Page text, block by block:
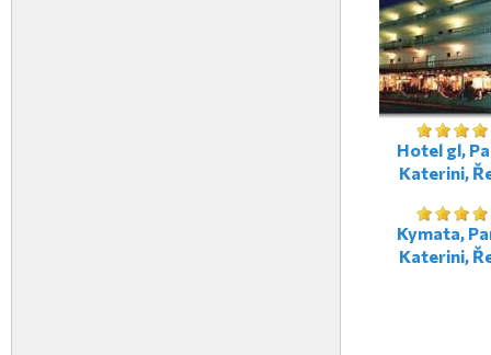
Hotel gl,
Katerini,
Kymata,
Katerini,